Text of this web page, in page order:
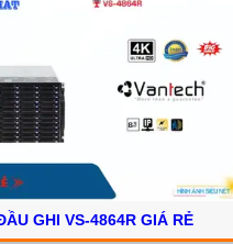
GHI VS-4864R GIÁ RẺ